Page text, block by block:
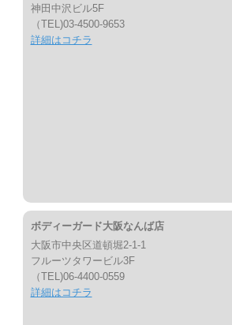
神田中沢ビル5F
（TEL)03-4500-9653
詳細はコチラ
ボディーガード大阪なんば店
大阪市中央区道頓堀2-1-1
フルーツタワービル3F
（TEL)06-4400-0559
詳細はコチラ